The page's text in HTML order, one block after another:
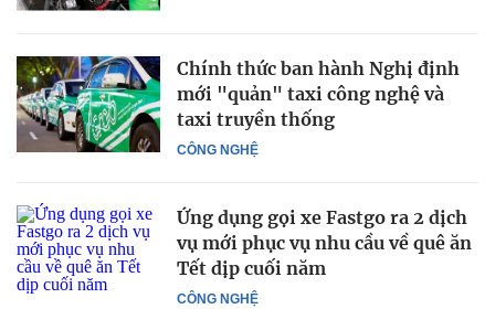
CÔNG NGHỆ
Chính thức ban hành Nghị định
mới "quản" taxi công nghệ và
taxi truyền thống
CÔNG NGHỆ
Ứng dụng gọi xe Fastgo ra 2 dịch
vụ mới phục vụ nhu cầu về quê ăn
Tết dịp cuối năm